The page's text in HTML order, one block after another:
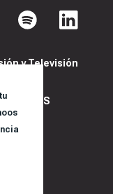
y Televisión
COOKIES